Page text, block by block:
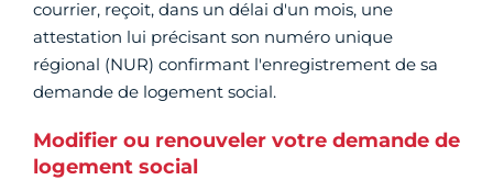
courrier, reçoit, dans un délai d'un mois, une
attestation lui précisant son numéro unique
régional (NUR) confirmant l'enregistrement de sa
demande de logement social.
Modifier ou renouveler votre demande de
logement social